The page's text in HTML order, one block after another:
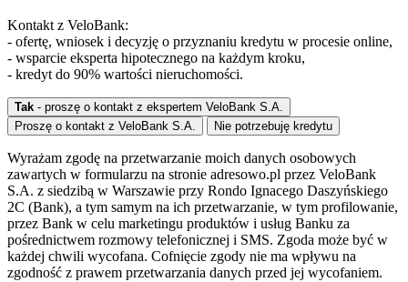
Kontakt z VeloBank:
- ofertę, wniosek i decyzję o przyznaniu kredytu w procesie online,
- wsparcie eksperta hipotecznego na każdym kroku,
- kredyt do 90% wartości nieruchomości.
Tak - proszę o kontakt z ekspertem VeloBank S.A.
Proszę o kontakt z VeloBank S.A.
Nie potrzebuję kredytu
Wyrażam zgodę na przetwarzanie moich danych osobowych
zawartych w formularzu na stronie adresowo.pl przez VeloBank
S.A. z siedzibą w Warszawie przy Rondo Ignacego Daszyńskiego
2C (Bank), a tym samym na ich przetwarzanie, w tym profilowanie,
przez Bank w celu marketingu produktów i usług Banku za
pośrednictwem rozmowy telefonicznej i SMS. Zgoda może być w
każdej chwili wycofana. Cofnięcie zgody nie ma wpływu na
zgodność z prawem przetwarzania danych przed jej wycofaniem.